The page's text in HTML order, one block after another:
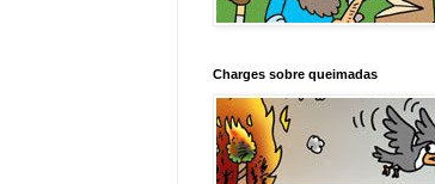
Charges sobre queimadas